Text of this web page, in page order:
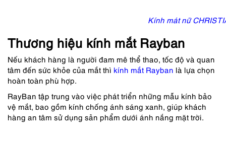
Kính mát nữ
Thương hiệu kính mắt Rayban
Nếu khách hàng là người đam mê thể thao, tốc độ và quan
tâm đến sức khỏe của mắt thì kính mắt Rayban là lựa chọn
hoàn toàn phù hợp.
RayBan tập trung vào việc phát triển những mẫu kính bảo
vệ mắt, bao gồm kính chống ánh sáng xanh, giúp khách
hàng an tâm sử dụng sản phẩm dưới ánh nắng mặt trời.